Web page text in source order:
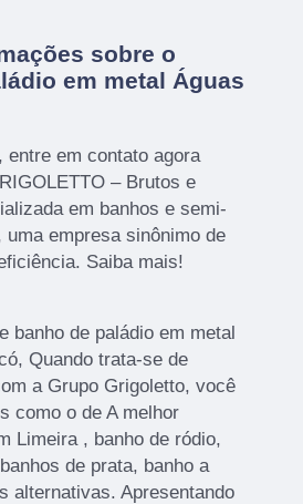
sobre o
em metal Águas
entre em contato agora
– Brutos e
em banhos e semi-
empresa sinônimo de
Saiba mais!
banho de paládio em metal
Quando trata-se de
a Grupo Grigoletto, você
como o de A melhor
Limeira , banho de ródio,
de prata, banho a
alternativas. Apresentando